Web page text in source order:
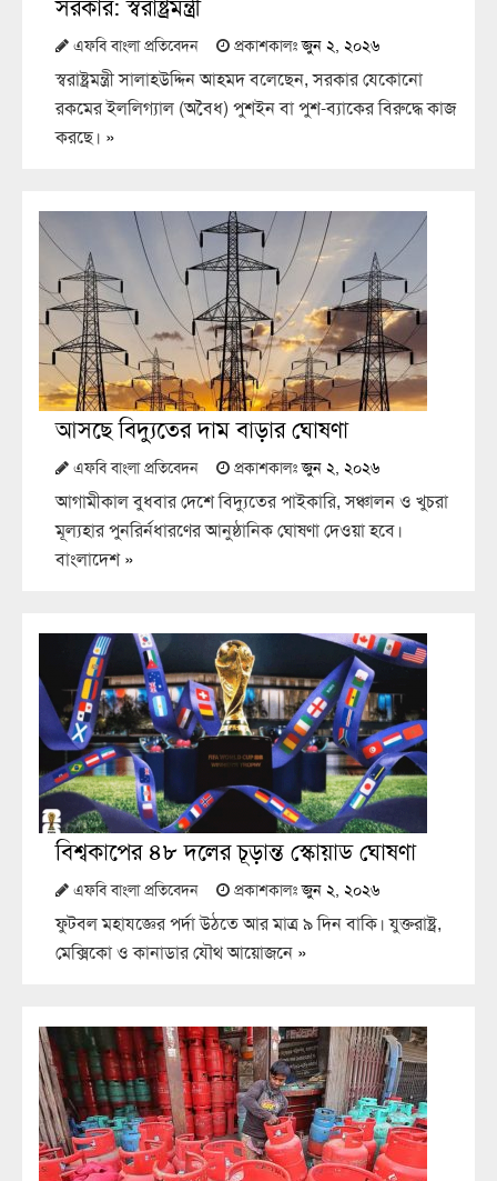
সরকার: স্বরাষ্ট্রমন্ত্রী
এফবি বাংলা প্রতিবেদন প্রকাশকালঃজুন ২, ২০২৬
স্বরাষ্ট্রমন্ত্রী সালাহউদ্দিন আহমদ বলেছেন, সরকার যেকোনো
রকমের ইললিগ্যাল (অবৈধ) পুশইন বা পুশ-ব্যাকের বিরুদ্ধে কাজ
করছে। »
আসছে বিদ্যুতের দাম বাড়ার ঘোষণা
এফবি বাংলা প্রতিবেদন প্রকাশকালঃজুন ২, ২০২৬
আগামীকাল বুধবার দেশে বিদ্যুতের পাইকারি, সঞ্চালন ও খুচরা
মূল্যহার পুনর্র্নিধারণের আনুষ্ঠানিক ঘোষণা দেওয়া হবে।
বাংলাদেশ»
বিশ্বকাপের ৪৮ দলের চূড়ান্ত স্কোয়াড ঘোষণা
এফবি বাংলা প্রতিবেদন প্রকাশকালঃজুন ২, ২০২৬
ফুটবল মহাযজ্ঞের পর্দা উঠতে আর মাত্র ৯ দিন বাকি। যুক্তরাষ্ট্র,
মেক্সিকো ও কানাডার যৌথ আয়োজনে »